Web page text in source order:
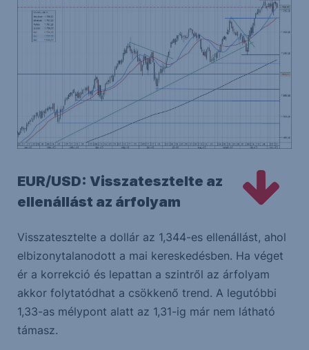
EUR/USD: Visszatesztelte az
ellenállást az árfolyam
Visszatesztelte a dollár az 1,344-es ellenállást, ahol
elbizonytalanodott a mai kereskedésben. Ha véget
ér a korrekció és lepattan a szintről az árfolyam
akkor folytatódhat a csökkenő trend. A legutóbbi
1,33-as mélypont alatt az 1,31-ig már nem látható
támasz.